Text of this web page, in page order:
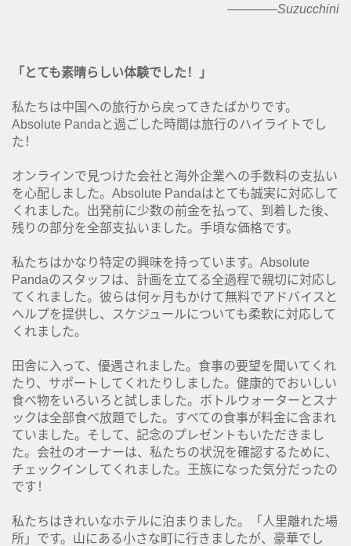
————Suzucchini
「とても素晴らしい体験でした！」
私たちは中国への旅行から戻ってきたばかりです。
Absolute Pandaと過ごした時間は旅行のハイライトでし
た！
オンラインで見つけた会社と海外企業への手数料の支払い
を心配しました。Absolute Pandaはとても誠実に対応して
くれました。出発前に少数の前金を払って、到着した後、
残りの部分を全部支払いました。手頃な価格です。
私たちはかなり特定の興味を持っています。Absolute
Pandaのスタッフは、計画を立てる全過程で親切に対応し
てくれました。彼らは何ヶ月もかけて無料でアドバイスと
ヘルプを提供し、スケジュールについても柔軟に対応して
くれました。
田舎に入って、優遇されました。食事の要望を聞いてくれ
たり、サポートしてくれたりしました。健康的でおいしい
食べ物をいろいろと試しました。ボトルウォーターとスナ
ックは全部食べ放題でした。すべての食事が料金に含まれ
ていました。そして、記念のプレゼントもいただきまし
た。会社のオーナーは、私たちの状況を確認するために、
チェックインしてくれました。王族になった気分だったの
です！
私たちはきれいなホテルに泊まりました。「人里離れた場
所」です。山にある小さな町に行きましたが、豪華でし